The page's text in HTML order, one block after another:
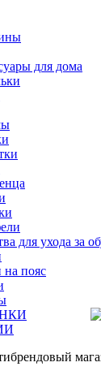
для дома
для ухода за
пояс